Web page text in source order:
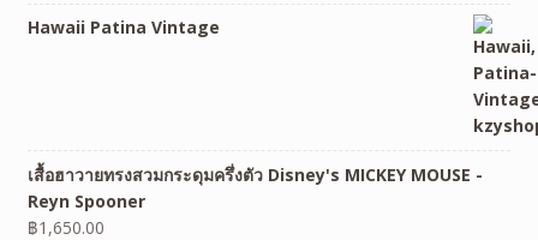
Hawaii Patina Vintage
เสื้อฮาวายทรงสวมกระดุมครึ่งตัว Disney's MICKEY MOUSE -
Reyn Spooner
฿1,650.00